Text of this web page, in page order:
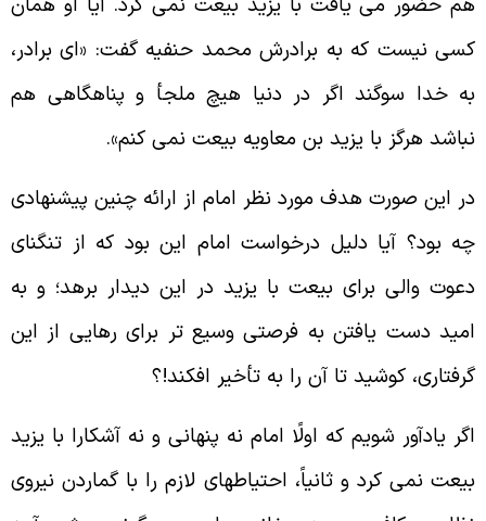
نيست كه به برادرش محمد حنفيه گفت: «اى برادر،
خدا سوگند اگر در دنيا هيچ ملجأ و پناهگاهى هم
هرگز با يزيد بن معاويه بيعت نمى كنم».
اين صورت هدف مورد نظر امام از ارائه چنين پيشنهادى
بود؟ آيا دليل درخواست امام اين بود كه از تنگناى
والى براى بيعت با يزيد در اين ديدار برهد؛ و به
دست يافتن به فرصتى وسيع تر براى رهايى از اين
كوشيد تا آن را به تأخير افكند!؟
يادآور شويم كه اولًا امام نه پنهانى و نه آشكارا با يزيد
نمى كرد و ثانياً، احتياطهاى لازم را با گماردن نيروى